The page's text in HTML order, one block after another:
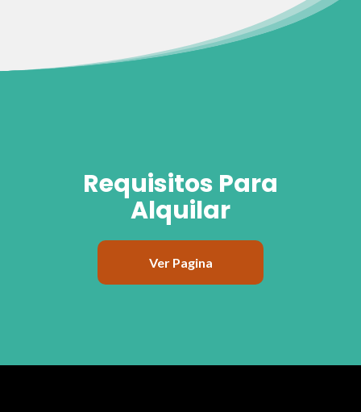
Requisitos Para
Alquilar
Ver Pagina